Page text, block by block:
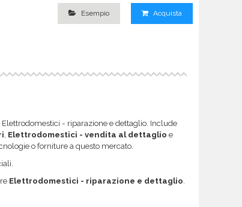
Esempio Acquista
- riparazione e dettaglio. Include
Elettrodomestici - vendita al dettaglio e
o forniture a questo mercato.
Elettrodomestici - riparazione e dettaglio